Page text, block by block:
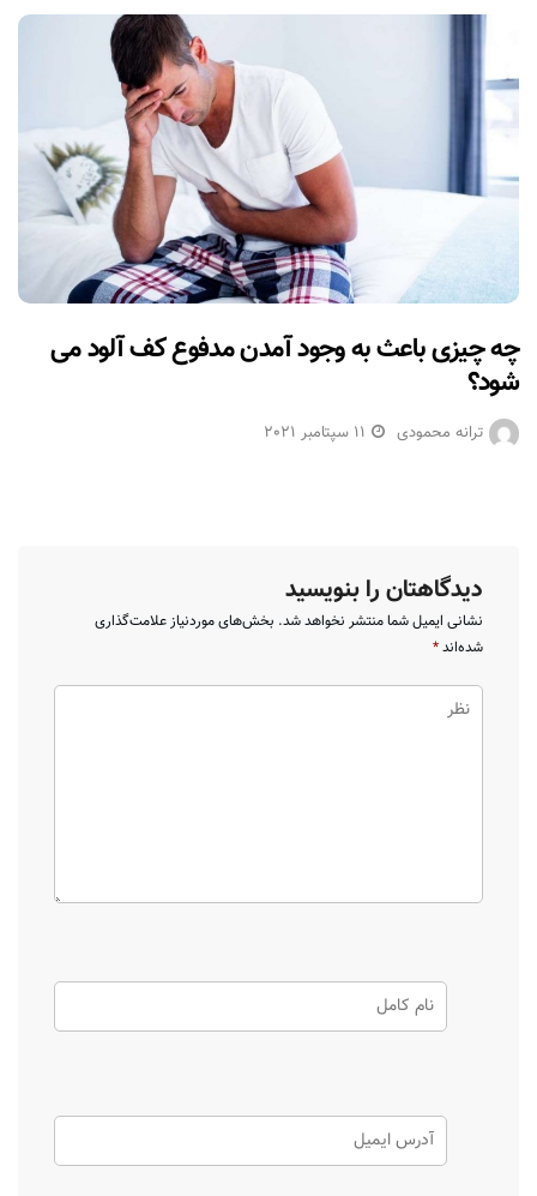
چه چیزی باعث به وجود آمدن مدفوع کف آلود می
شود؟
ترانه محمودی 11 سپتامبر 2021
دیدگاهتان را بنویسید
نشانی ایمیل شما منتشر نخواهد شد. بخش‌های موردنیاز علامت‌گذاری
شده‌اند*